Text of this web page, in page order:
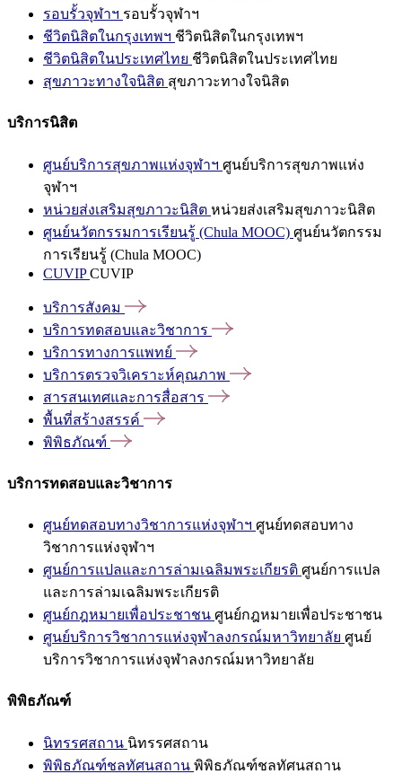
รอบรั้วจุฬาฯ รอบรั้วจุฬาฯ
ชีวิตนิสิตในกรุงเทพฯ ชีวิตนิสิตในกรุงเทพฯ
ชีวิตนิสิตในประเทศไทย ชีวิตนิสิตในประเทศไทย
สุขภาวะทางใจนิสิต สุขภาวะทางใจนิสิต
บริการนิสิต
ศูนย์บริการสุขภาพแห่งจุฬาฯ ศูนย์บริการสุขภาพแห่ง
จุฬาฯ
หน่วยส่งเสริมสุขภาวะนิสิต หน่วยส่งเสริมสุขภาวะนิสิต
ศูนย์นวัตกรรมการเรียนรู้ (Chula MOOC) ศูนย์นวัตกรรม
การเรียนรู้ (Chula MOOC)
CUVIPCUVIP
บริการสังคม
บริการทดสอบและวิชาการ
บริการทางการแพทย์
บริการตรวจวิเคราะห์คุณภาพ
สารสนเทศและการสื่อสาร
พื้นที่สร้างสรรค์
พิพิธภัณฑ์
บริการทดสอบและวิชาการ
ศูนย์ทดสอบทางวิชาการแห่งจุฬาฯ ศูนย์ทดสอบทาง
วิชาการแห่งจุฬาฯ
ศูนย์การแปลและการล่ามเฉลิมพระเกียรติ ศูนย์การแปล
และการล่ามเฉลิมพระเกียรติ
ศูนย์กฎหมายเพื่อประชาชน ศูนย์กฎหมายเพื่อประชาชน
ศูนย์บริการวิชาการแห่งจุฬาลงกรณ์มหาวิทยาลัย ศูนย์
บริการวิชาการแห่งจุฬาลงกรณ์มหาวิทยาลัย
พิพิธภัณฑ์
นิทรรศสถาน นิทรรศสถาน
พิพิธภัณฑ์ชลทัศนสถาน พิพิธภัณฑ์ชลทัศนสถาน